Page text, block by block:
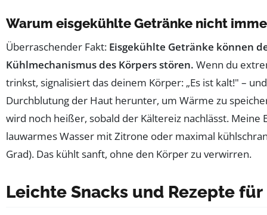
Warum eisgekühlte Getränke nicht
Überraschender Fakt: Eisgekühlte Getränke können
Kühlmechanismus des Körpers stören. Wenn du
trinkst, signalisiert das deinem Körper: „Es ist kalt!" –
Durchblutung der Haut herunter, um Wärme zu
wird noch heißer, sobald der Kältereiz nachlässt. Meine
lauwarmes Wasser mit Zitrone oder maximal
Grad). Das kühlt sanft, ohne den Körper zu verwirren.
Leichte Snacks und Rezepte für